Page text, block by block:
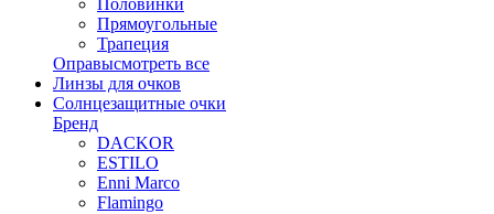
Прямоугольные
Трапеция
Оправысмотреть все
Линзы для очков
Солнцезащитные очки
Бренд
DACKOR
ESTILO
Enni Marco
Flamingo